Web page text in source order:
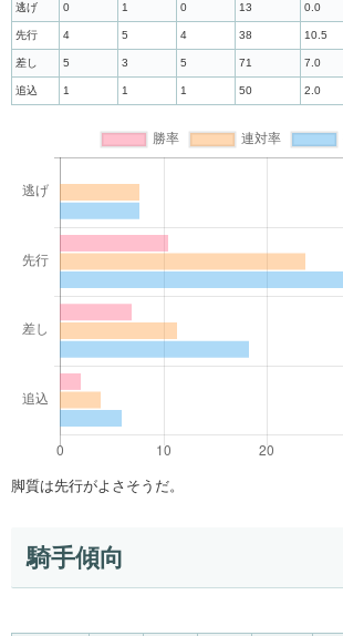
逃げ 0 1 0 13 0.0
先行 4 5 4 38 10.5
差し 5 3 5 71 7.0
追込 1 1 1 50 2.0
脚質は先行がよさそうだ。
騎手傾向